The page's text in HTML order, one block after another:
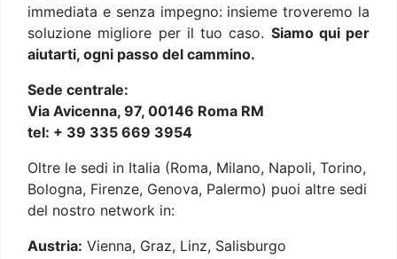
immediata e senza impegno: insieme troveremo la
soluzione migliore per il tuo caso. Siamo qui per
aiutarti, ogni passo del cammino.
Sede centrale:
Via Avicenna, 97, 00146 Roma RM
tel: + 39 335 669 3954
Oltre le sedi in Italia (Roma, Milano, Napoli, Torino,
Bologna, Firenze, Genova, Palermo) puoi altre sedi
del nostro network in:
Austria: Vienna, Graz, Linz, Salisburgo